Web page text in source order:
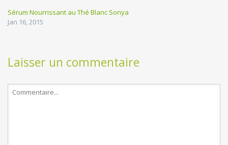
Sérum Nourrissant au Thé Blanc Sonya
Jan 16, 2015
Laisser un commentaire